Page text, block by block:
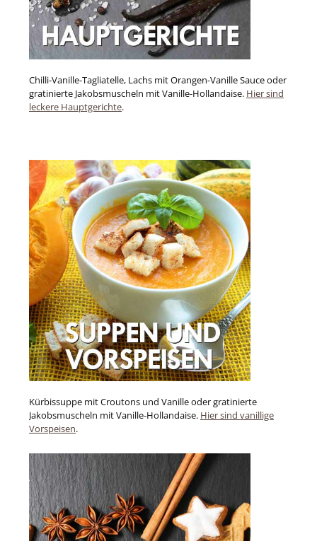
Chilli-Vanille-Tagliatelle, Lachs mit Orangen-Vanille Sauce oder
gratinierte Jakobsmuscheln mit Vanille-Hollandaise. Hier sind
leckere Hauptgerichte.
Kürbissuppe mit Croutons und Vanille oder gratinierte
Jakobsmuscheln mit Vanille-Hollandaise. Hier sind vanillige
Vorspeisen.